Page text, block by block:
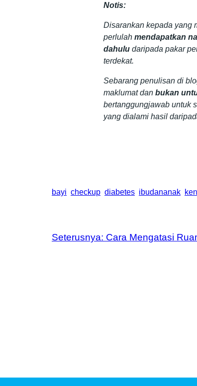
Notis:
Disarankan kepada yang
perlulah mendapatkan
dahulu daripada pakar
terdekat.
Sebarang penulisan di
maklumat dan bukan
bertanggungjawab untuk
yang dialami hasil
bayi checkup diabetes ibudananak
Seterusnya: Cara Mengatasi